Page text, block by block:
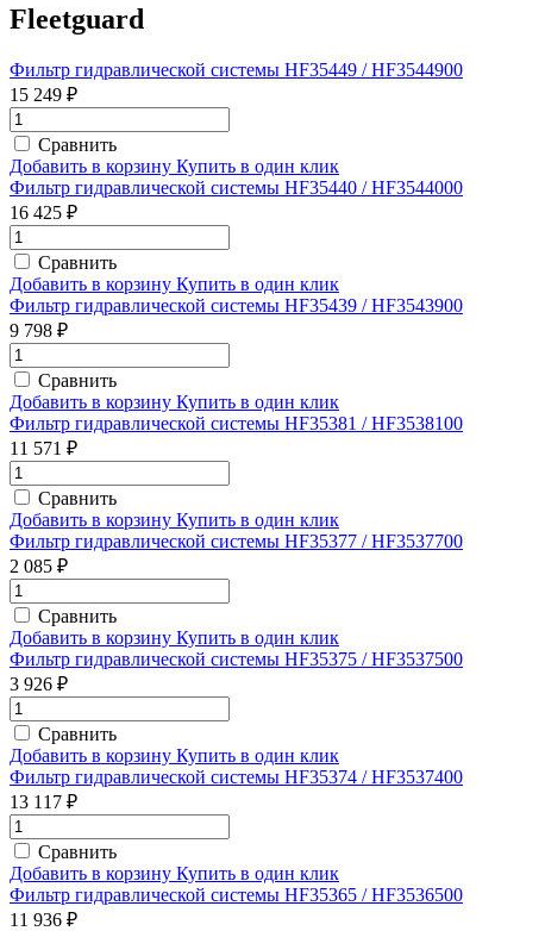
Fleetguard
Фильтр гидравлической системы HF35449 / HF3544900
15 249 ₽
Сравнить
Добавить в корзину Купить в один клик
Фильтр гидравлической системы HF35440 / HF3544000
16 425 ₽
Сравнить
Добавить в корзину Купить в один клик
Фильтр гидравлической системы HF35439 / HF3543900
9 798 ₽
Сравнить
Добавить в корзину Купить в один клик
Фильтр гидравлической системы HF35381 / HF3538100
11 571 ₽
Сравнить
Добавить в корзину Купить в один клик
Фильтр гидравлической системы HF35377 / HF3537700
2 085 ₽
Сравнить
Добавить в корзину Купить в один клик
Фильтр гидравлической системы HF35375 / HF3537500
3 926 ₽
Сравнить
Добавить в корзину Купить в один клик
Фильтр гидравлической системы HF35374 / HF3537400
13 117 ₽
Сравнить
Добавить в корзину Купить в один клик
Фильтр гидравлической системы HF35365 / HF3536500
11 936 ₽